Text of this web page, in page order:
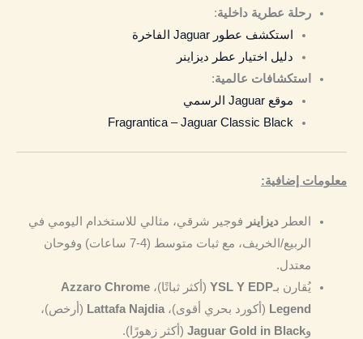
رحلة عطرية داخلية:
استكشف عطور Jaguar الفاخرة
دليل اختيار عطر ديزاينر
استكشافات عالمية:
موقع Jaguar الرسمي
Fragrantica – Jaguar Classic Black
معلومات إضافية:
العطر ديزاينر فوجير شرقي، مثالي للاستخدام اليومي في
الربيع/الخريف، مع ثبات متوسط (4-7 ساعات) وفوحان
معتدل.
يُقارن بـYSL Y EDP(أكثر ثباتًا)، Azzaro Chrome
Legend (أكورد بحري أقوى)، Lattafa Najdia (أرخص)،
وJaguar Gold in Black(أكثر زهورًا).